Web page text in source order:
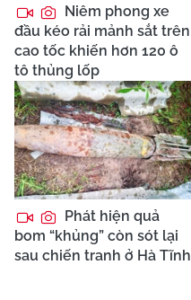
Niêm phong xe
đầu kéo rải mảnh sắt trên
cao tốc khiến hơn 120 ô
tô thủng lốp
Phát hiện quả
bom “khủng” còn sót lại
sau chiến tranh ở Hà Tĩnh